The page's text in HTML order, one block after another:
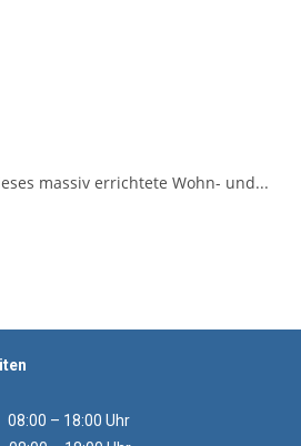
massiv errichtete Wohn- und...
– 18:00 Uhr